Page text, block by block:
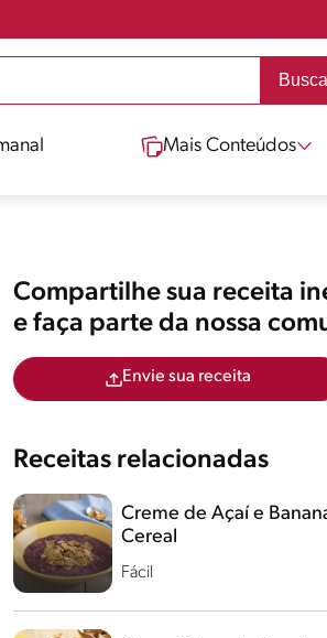
Mais Conteúdos
Compartilhe sua receita
e faça parte da nossa
Envie sua receita
Receitas relacionadas
Fácil
Creme de Açaí e
Cereal